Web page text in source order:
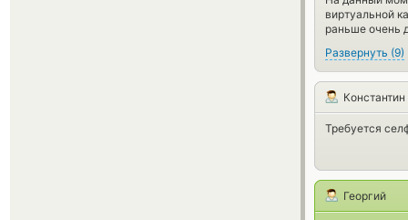
виртуальной
раньше очень
Развернуть (9)
Константин
Требуется
Георгий